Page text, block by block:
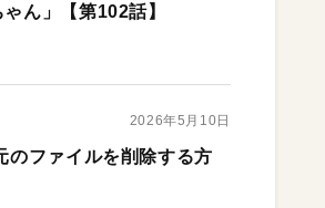
ん」【第102話】
2026年5月10日
のファイルを削除する方